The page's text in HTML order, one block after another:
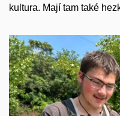
kultura. Mají tam také